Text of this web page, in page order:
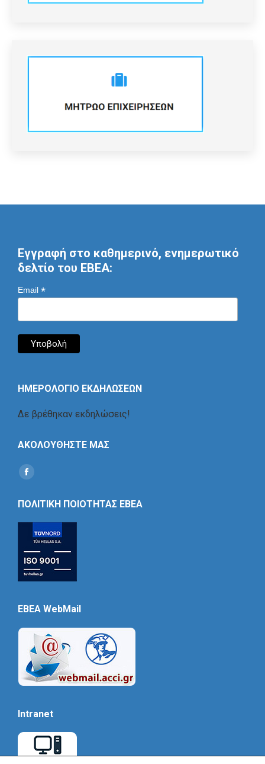
Εγγραφή στο καθημερινό, ενημερωτικό
δελτίο του ΕΒΕΑ:
Email *
ΗΜΕΡΟΛΟΓΙΟ ΕΚΔΗΛΩΣΕΩΝ
Δε βρέθηκαν εκδηλώσεις!
ΑΚΟΛΟΥΘΗΣΤΕ ΜΑΣ
Find us on:
Social
ΠΟΛΙΤΙΚΗ ΠΟΙΟΤΗΤΑΣ ΕΒΕΑ
EBEA WebMail
Intranet